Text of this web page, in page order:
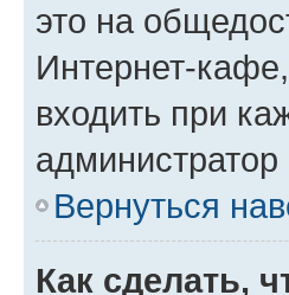
это на
Интернет-
входить при
Вернуться
Как сделать,